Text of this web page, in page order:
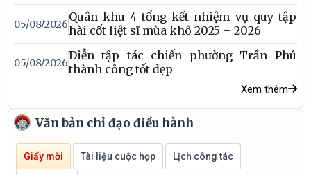
đồng.
05/08/2026
Quân khu 4 tổng kết nhiệm vụ quy tập
hài cốt liệt sĩ mùa khô 2025 – 2026
05/08/2026
Diễn tập tác chiến phường Trần Phú
thành công tốt đẹp
Xem thêm
Văn bản chỉ đạo điều hành
Giấy mời Tài liệu cuộc họp Lịch công tác